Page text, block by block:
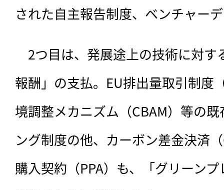
された自主報告制度、ベンチャー
2つ目は、発展途上の技術に対す
報酬」の支払。EU排出量取引制度
境調整メカニズム（CBAM）等の
ング制度の他、カーボン差金決済
購入契約（PPA）も、「グリーン